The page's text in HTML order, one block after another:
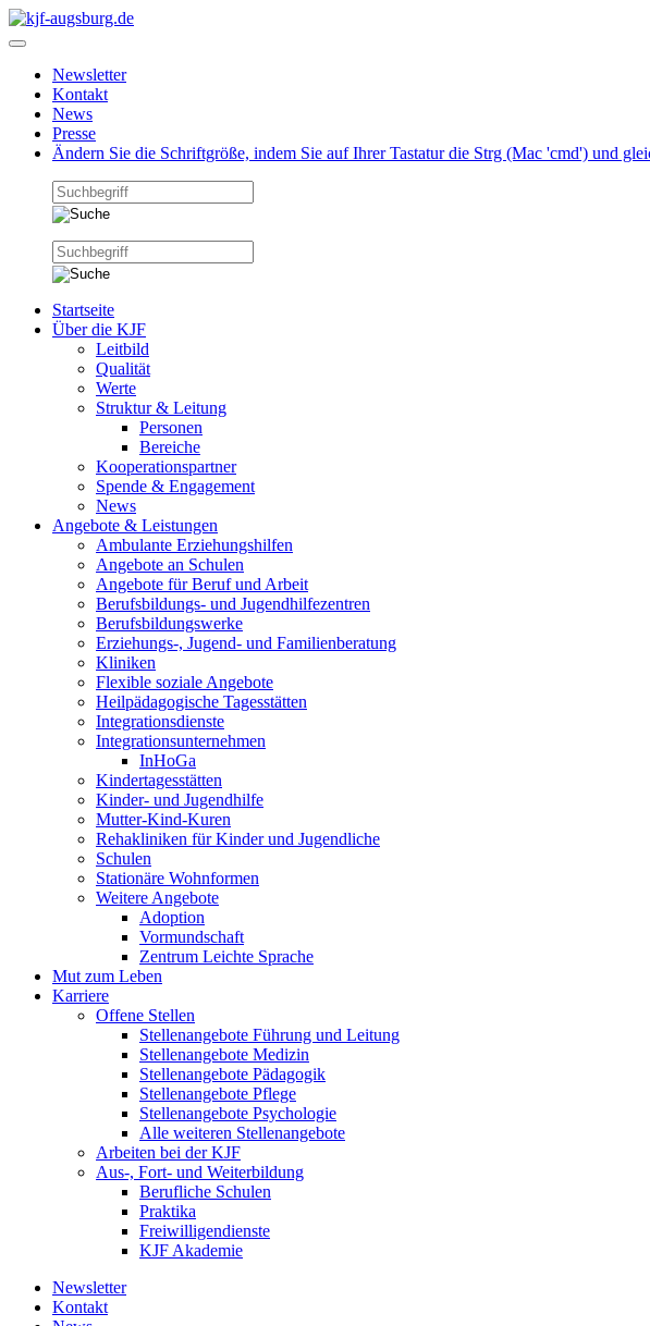
Newsletter
Kontakt
News
Presse
Ändern Sie die Schriftgröße, indem Sie auf Ihrer Tastatur die Strg (Mac 'cmd') und
Startseite
Über die KJF
Leitbild
Qualität
Werte
Struktur & Leitung
Personen
Bereiche
Kooperationspartner
Spende & Engagement
News
Angebote & Leistungen
Ambulante Erziehungshilfen
Angebote an Schulen
Angebote für Beruf und Arbeit
Berufsbildungs- und Jugendhilfezentren
Berufsbildungswerke
Erziehungs-, Jugend- und Familienberatung
Kliniken
Flexible soziale Angebote
Heilpädagogische Tagesstätten
Integrationsdienste
Integrationsunternehmen
InHoGa
Kindertagesstätten
Kinder- und Jugendhilfe
Mutter-Kind-Kuren
Rehakliniken für Kinder und Jugendliche
Schulen
Stationäre Wohnformen
Weitere Angebote
Adoption
Vormundschaft
Zentrum Leichte Sprache
Mut zum Leben
Karriere
Offene Stellen
Stellenangebote Führung und Leitung
Stellenangebote Medizin
Stellenangebote Pädagogik
Stellenangebote Pflege
Stellenangebote Psychologie
Alle weiteren Stellenangebote
Arbeiten bei der KJF
Aus-, Fort- und Weiterbildung
Berufliche Schulen
Praktika
Freiwilligendienste
KJF Akademie
Newsletter
Kontakt